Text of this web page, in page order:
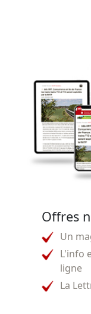
Offres
Un
L'info
ligne
La